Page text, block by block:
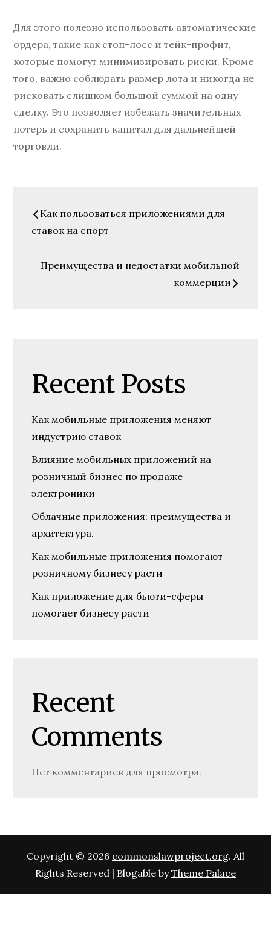
Для этого полезно использовать автоматические
ордера, такие как стоп-лосс и тейк-профит,
которые помогут минимизировать риски. Кроме
того, важно соблюдать размер лота и никогда не
рисковать слишком большой суммой на одну
сделку. Это позволяет избежать значительных
потерь и сохранить капитал для дальнейшей
торговли.
Навигация
по
записям
Как пользоваться приложениями для
ставок на спорт
Преимущества и недостатки мобильной
коммерции
Recent Posts
Как мобильные приложения меняют
индустрию ставок
Влияние мобильных приложений на
розничный бизнес по продаже
электроники
Облачные приложения: преимущества и
архитектура.
Как мобильные приложения помогают
розничному бизнесу расти
Как приложение для бьюти-сферы
помогает бизнесу расти
Recent
Comments
Нет комментариев для просмотра.
Copyright © 2026 commonslawproject.org. All
Rights Reserved | Blogable byTheme Palace